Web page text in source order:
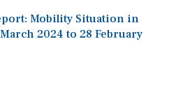
Mobility Situation in
2024 to 28 February